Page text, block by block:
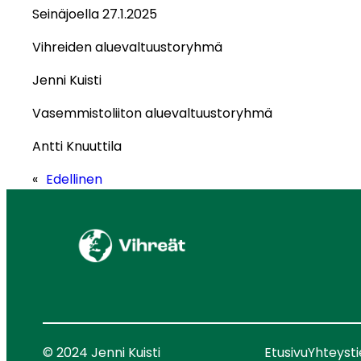
Seinäjoella 27.1.2025
Vihreiden aluevaltuustoryhmä
Jenni Kuisti
Vasemmistoliiton aluevaltuustoryhmä
Antti Knuuttila
« Edellinen
© 2024 Jenni Kuisti Etusivu